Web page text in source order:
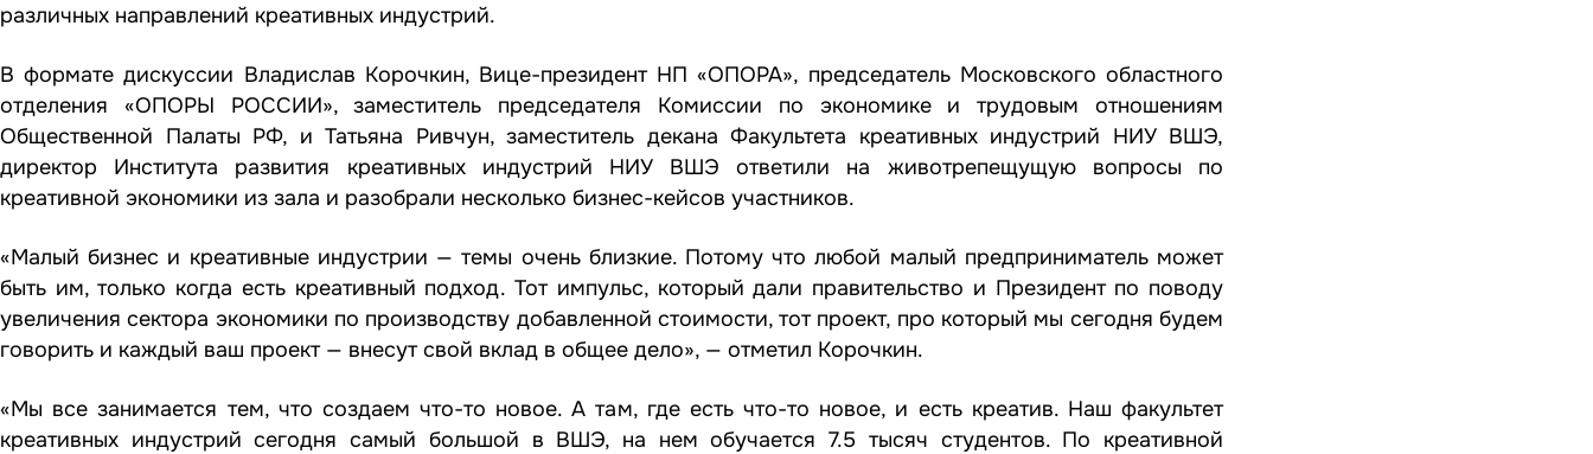
различных направлений креативных индустрий.
В формате дискуссии Владислав Корочкин, Вице-президент НП «ОПОРА», председатель Московского областного
отделения «ОПОРЫ РОССИИ», заместитель председателя Комиссии по экономике и трудовым отношениям
Общественной Палаты РФ, и Татьяна Ривчун, заместитель декана Факультета креативных индустрий НИУ ВШЭ,
директор Института развития креативных индустрий НИУ ВШЭ ответили на животрепещущую вопросы по
креативной экономики из зала и разобрали несколько бизнес-кейсов участников.
«Малый бизнес и креативные индустрии — темы очень близкие. Потому что любой малый предприниматель может
быть им, только когда есть креативный подход. Тот импульс, который дали правительство и Президент по поводу
увеличения сектора экономики по производству добавленной стоимости, тот проект, про который мы сегодня будем
говорить и каждый ваш проект — внесут свой вклад в общее дело», — отметил Корочкин.
«Мы все занимается тем, что создаем что-то новое. А там, где есть что-то новое, и есть креатив. Наш факультет
креативных индустрий сегодня самый большой в ВШЭ, на нем обучается 7.5 тысяч студентов. По креативной